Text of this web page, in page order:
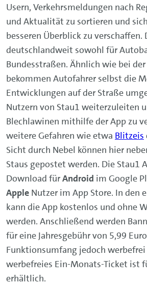
Usern, Verkehrsmeldungen nach
und Aktualität zu sortieren und
besseren Überblick zu verschaffen.
deutschlandweit sowohl für
Bundesstraßen. Ähnlich wie bei
bekommen Autofahrer selbst die
Entwicklungen auf der Straße
Nutzern von Stau1 weiterzuleiten
Blechlawinen mithilfe der App zu
weitere Gefahren wie etwa Blitzeis
Sicht durch Nebel können hier
Staus gepostet werden. Die Stau1
Download fürAndroid im Google
Apple Nutzer im App Store. In den
kann die App kostenlos und ohne
werden. Anschließend werden
für eine Jahresgebühr von 5,99
Funktionsumfang jedoch werbefrei
werbefreies Ein-Monats-Ticket ist
erhältlich.